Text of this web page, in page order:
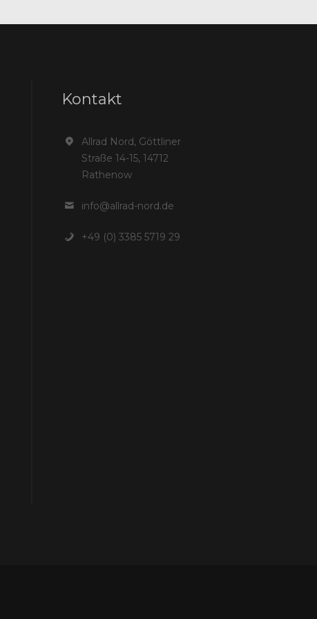
Kontakt
Allrad Nord, Göttliner
Straße 14-15, 14712
Rathenow
info@allrad-nord.de
+49 (0) 3385 5719 29